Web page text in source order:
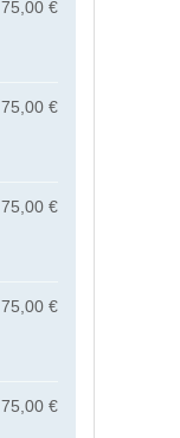
75,00 €
75,00 €
75,00 €
75,00 €
75,00 €